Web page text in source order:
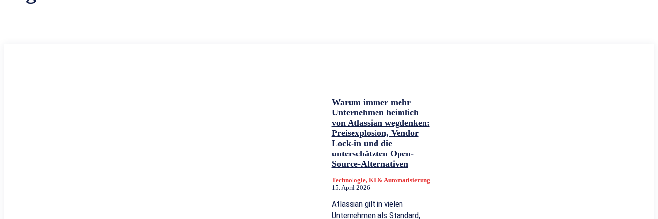
Warum immer mehr
Unternehmen heimlich
von Atlassian wegdenken:
Preisexplosion, Vendor
Lock-in und die
unterschätzten Open-
Source-Alternativen
Technologie, KI & Automatisierung
15. April 2026
Atlassian gilt in vielen
Unternehmen als Standard,